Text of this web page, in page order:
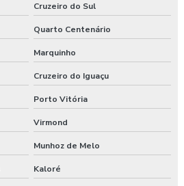
Cruzeiro do Sul
Quarto Centenário
Marquinho
Cruzeiro do Iguaçu
Porto Vitória
Virmond
Munhoz de Melo
Kaloré